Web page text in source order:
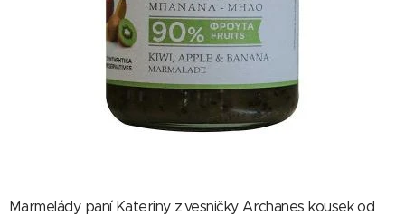
Marmelády paní Kateriny z vesničky Archanes kousek od